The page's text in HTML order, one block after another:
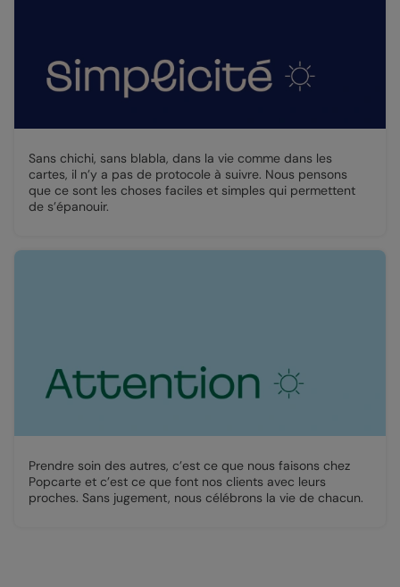
Sans chichi, sans blabla, dans la vie comme dans les
cartes, il n’y a pas de protocole à suivre. Nous pensons
que ce sont les choses faciles et simples qui permettent
de s’épanouir.
Prendre soin des autres, c’est ce que nous faisons chez
Popcarte et c’est ce que font nos clients avec leurs
proches. Sans jugement, nous célébrons la vie de chacun.